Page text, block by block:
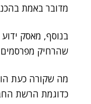
מדובר באמת
בנוסף, מאסק
שהרחיק מפרסמים
מה שקורה כעת
כדוגמת הרשת